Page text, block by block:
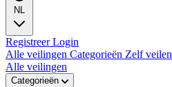
NL
RegistreerLogin
Alle veilingen Categorieën Zelf veilen
Alle veilingen
Categorieën